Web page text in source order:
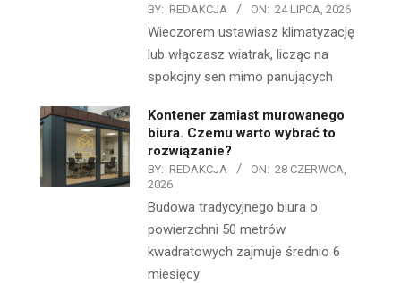
BY: REDAKCJA ON: 24 LIPCA, 2026
Wieczorem ustawiasz klimatyzację
lub włączasz wiatrak, licząc na
spokojny sen mimo panujących
Kontener zamiast murowanego
biura. Czemu warto wybrać to
rozwiązanie?
BY: REDAKCJA ON: 28 CZERWCA,
2026
Budowa tradycyjnego biura o
powierzchni 50 metrów
kwadratowych zajmuje średnio 6
miesięcy